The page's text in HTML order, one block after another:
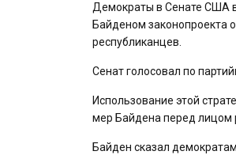
Демократы в Сенате США
Байденом законопроекта
республиканцев.
Сенат голосовал по
Использование этой
мер Байдена перед лицом
Байден сказал